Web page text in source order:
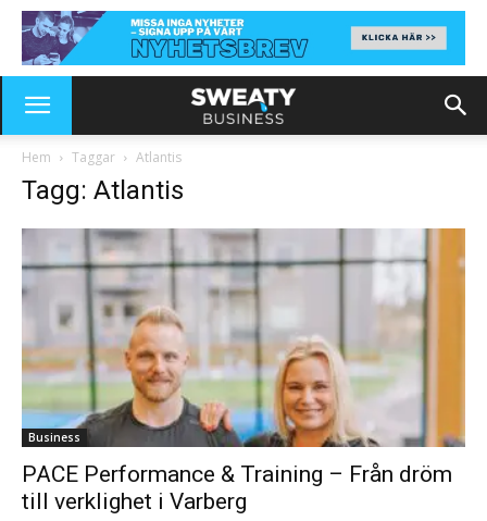
Hem Taggar Atlantis
Tagg: Atlantis
Business
PACE Performance & Training – Från dröm
till verklighet i Varberg